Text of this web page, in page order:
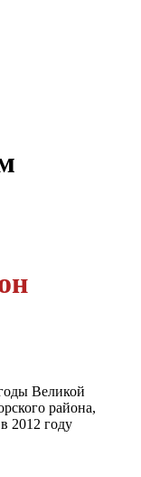
Великой
района,
2012 году